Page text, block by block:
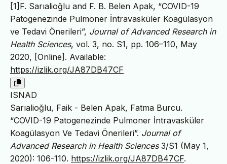
[1]F. Sarıalioğlu and F. B. Belen Apak, “COVID-19
Patogenezinde Pulmoner İntravasküler Koagülasyon
ve Tedavi Önerileri”, Journal of Advanced Research in
Health Sciences, vol. 3, no. S1, pp. 106–110, May
2020, [Online]. Available:
https://izlik.org/JA87DB47CF
ISNAD
Sarıalioğlu, Faik - Belen Apak, Fatma Burcu.
“COVID-19 Patogenezinde Pulmoner İntravasküler
Koagülasyon Ve Tedavi Önerileri”. Journal of
Advanced Research in Health Sciences3/S1 (May 1,
2020): 106-110. https://izlik.org/JA87DB47CF.